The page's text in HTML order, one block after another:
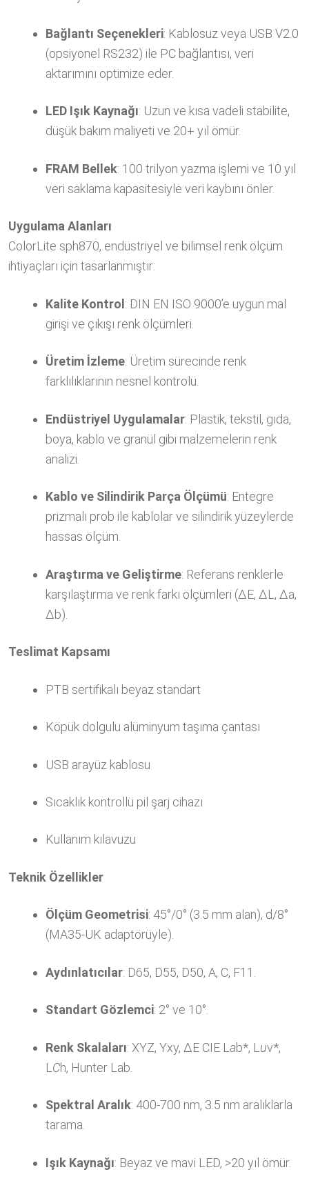
Bağlantı Seçenekleri: Kablosuz veya USB V2.0
(opsiyonel RS232) ile PC bağlantısı, veri
aktarımını optimize eder.
LED Işık Kaynağı: Uzun ve kısa vadeli stabilite,
düşük bakım maliyeti ve 20+ yıl ömür.
FRAM Bellek: 100 trilyon yazma işlemi ve 10 yıl
veri saklama kapasitesiyle veri kaybını önler.
Uygulama Alanları
ColorLite sph870, endüstriyel ve bilimsel renk ölçüm
ihtiyaçları için tasarlanmıştır:
Kalite Kontrol: DIN EN ISO 9000’e uygun mal
girişi ve çıkışı renk ölçümleri.
Üretim İzleme: Üretim sürecinde renk
farklılıklarının nesnel kontrolü.
Endüstriyel Uygulamalar: Plastik, tekstil, gıda,
boya, kablo ve granül gibi malzemelerin renk
analizi.
Kablo ve Silindirik Parça Ölçümü: Entegre
prizmalı prob ile kablolar ve silindirik yüzeylerde
hassas ölçüm.
Araştırma ve Geliştirme: Referans renklerle
karşılaştırma ve renk farkı ölçümleri (ΔE, ΔL, Δa,
Δb).
Teslimat Kapsamı
PTB sertifikalı beyaz standart
Köpük dolgulu alüminyum taşıma çantası
USB arayüz kablosu
Sıcaklık kontrollü pil şarj cihazı
Kullanım kılavuzu
Teknik Özellikler
Ölçüm Geometrisi: 45°/0° (3.5 mm alan), d/8°
(MA35-UK adaptörüyle).
Aydınlatıcılar: D65, D55, D50, A, C, F11.
Standart Gözlemci: 2° ve 10°.
Renk Skalaları: XYZ, Yxy, ΔE CIE L ab*, L uv*,
L Ch, Hunter Lab.
Spektral Aralık: 400-700 nm, 3.5 nm aralıklarla
tarama.
Işık Kaynağı: Beyaz ve mavi LED, >20 yıl ömür.